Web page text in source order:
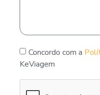
Concordo com a
KeViagem